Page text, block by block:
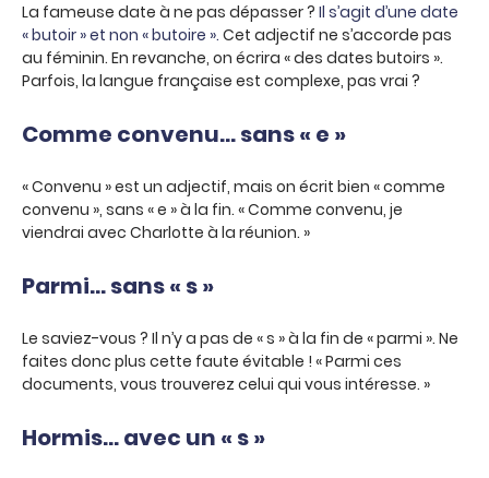
La fameuse date à ne pas dépasser ? Il s’agit d’une date
« butoir » et non « butoire ». Cet adjectif ne s’accorde pas
au féminin. En revanche, on écrira « des dates butoirs ».
Parfois, la langue française est complexe, pas vrai ?
Comme convenu… sans « e »
« Convenu » est un adjectif, mais on écrit bien « comme
convenu », sans « e » à la fin. « Comme convenu, je
viendrai avec Charlotte à la réunion. »
Parmi… sans « s »
Le saviez-vous ? Il n’y a pas de « s » à la fin de « parmi ». Ne
faites donc plus cette faute évitable ! « Parmi ces
documents, vous trouverez celui qui vous intéresse. »
Hormis… avec un « s »